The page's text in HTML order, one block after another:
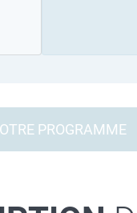
PROGRAMME